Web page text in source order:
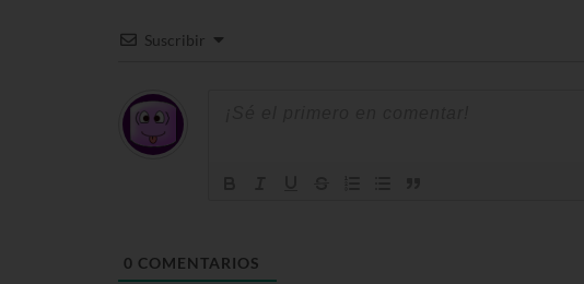
Suscribir
0 COMENTARIOS